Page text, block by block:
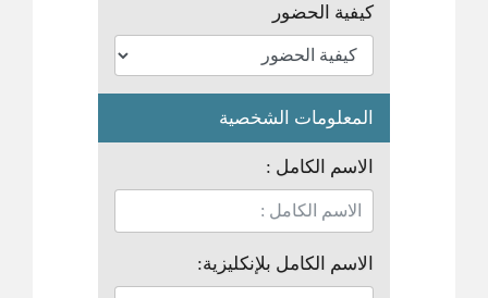
كيفية الحضور
المعلومات الشخصية
الاسم الكامل :
الاسم الكامل بلإنكليزية: